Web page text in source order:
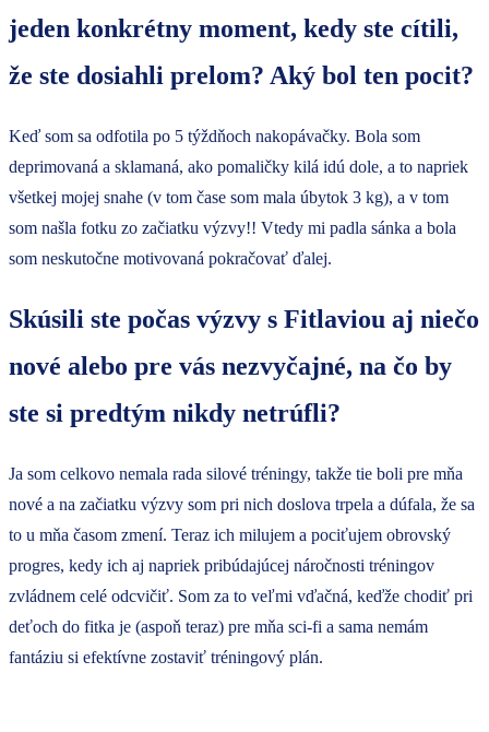
jeden konkrétny moment, kedy ste cítili,
že ste dosiahli prelom? Aký bol ten pocit?
Keď som sa odfotila po 5 týždňoch nakopávačky. Bola som
deprimovaná a sklamaná, ako pomaličky kilá idú dole, a to napriek
všetkej mojej snahe (v tom čase som mala úbytok 3 kg), a v tom
som našla fotku zo začiatku výzvy!! Vtedy mi padla sánka a bola
som neskutočne motivovaná pokračovať ďalej.
Skúsili ste počas výzvy s Fitlaviou aj niečo
nové alebo pre vás nezvyčajné, na čo by
ste si predtým nikdy netrúfli?
Ja som celkovo nemala rada silové tréningy, takže tie boli pre mňa
nové a na začiatku výzvy som pri nich doslova trpela a dúfala, že sa
to u mňa časom zmení. Teraz ich milujem a pociťujem obrovský
progres, kedy ich aj napriek pribúdajúcej náročnosti tréningov
zvládnem celé odcvičiť. Som za to veľmi vďačná, keďže chodiť pri
deťoch do fitka je (aspoň teraz) pre mňa sci-fi a sama nemám
fantáziu si efektívne zostaviť tréningový plán.